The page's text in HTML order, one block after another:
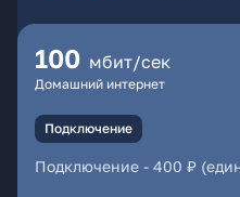
100 мбит/сек
Домашний интернет
Подключение
Подключение - 400 ₽